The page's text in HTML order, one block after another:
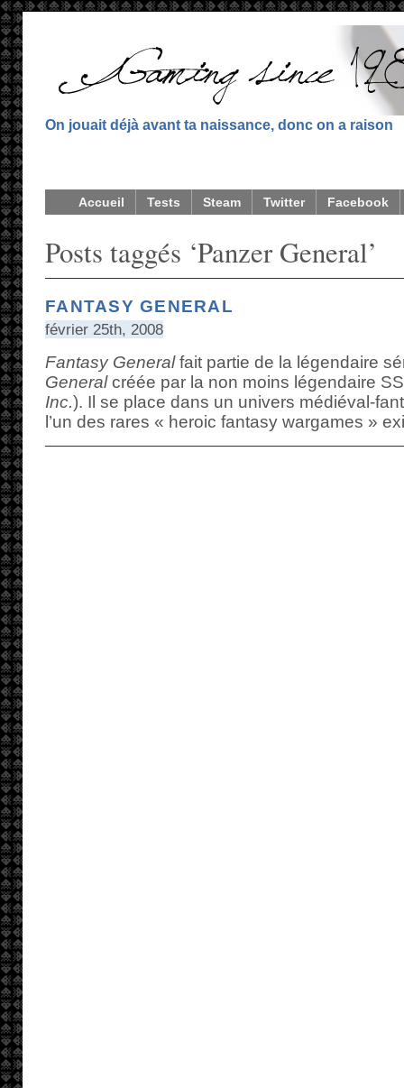
On jouait déjà avant ta naissance, donc on a raison
Accueil Tests Steam Twitter Facebook
Posts taggés ‘Panzer General’
FANTASY GENERAL
février 25th, 2008
Fantasy Generalfait partie de la légendaire
Generalcréée par la non moins légendaire
Inc.). Il se place dans un univers médiéval-
l’un des rares « heroic fantasy wargames »